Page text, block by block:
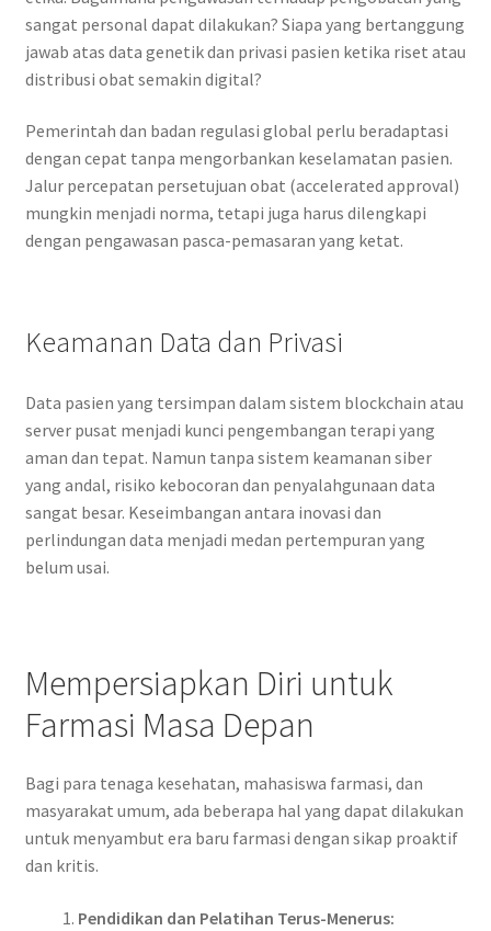
sangat personal dapat dilakukan? Siapa yang bertanggung
jawab atas data genetik dan privasi pasien ketika riset atau
distribusi obat semakin digital?
Pemerintah dan badan regulasi global perlu beradaptasi
dengan cepat tanpa mengorbankan keselamatan pasien.
Jalur percepatan persetujuan obat (accelerated approval)
mungkin menjadi norma, tetapi juga harus dilengkapi
dengan pengawasan pasca-pemasaran yang ketat.
Keamanan Data dan Privasi
Data pasien yang tersimpan dalam sistem blockchain atau
server pusat menjadi kunci pengembangan terapi yang
aman dan tepat. Namun tanpa sistem keamanan siber
yang andal, risiko kebocoran dan penyalahgunaan data
sangat besar. Keseimbangan antara inovasi dan
perlindungan data menjadi medan pertempuran yang
belum usai.
Mempersiapkan Diri untuk
Farmasi Masa Depan
Bagi para tenaga kesehatan, mahasiswa farmasi, dan
masyarakat umum, ada beberapa hal yang dapat dilakukan
untuk menyambut era baru farmasi dengan sikap proaktif
dan kritis.
Pendidikan dan Pelatihan Terus-Menerus: